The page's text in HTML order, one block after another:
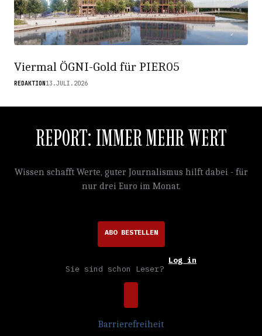
Viermal ÖGNI-Gold für PIER05
REDAKTION13.JULI.2026
REPORT: IMMER MEHR WERT
Wissen schafft Werte, guter Journalismus hilft dabei - für
nur drei Euro im Monat.
ABO BESTELLEN
Sie sind schon Leser?
Log in
Barrierefreiheit